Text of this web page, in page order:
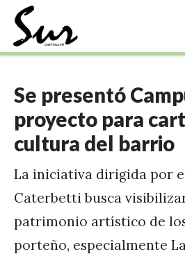
Se presentó
proyecto para
cultura del barrio
La iniciativa dirigida por
Caterbetti busca
patrimonio artístico de
porteño, especialmente